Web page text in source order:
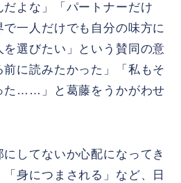
よな」「パートナーだけ
一人だけでも自分の味方に
選びたい」という賛同の意
に読みたかった」「私もそ
た……」と葛藤をうかがわせ
してないか心配になってき
身につまされる」など、日